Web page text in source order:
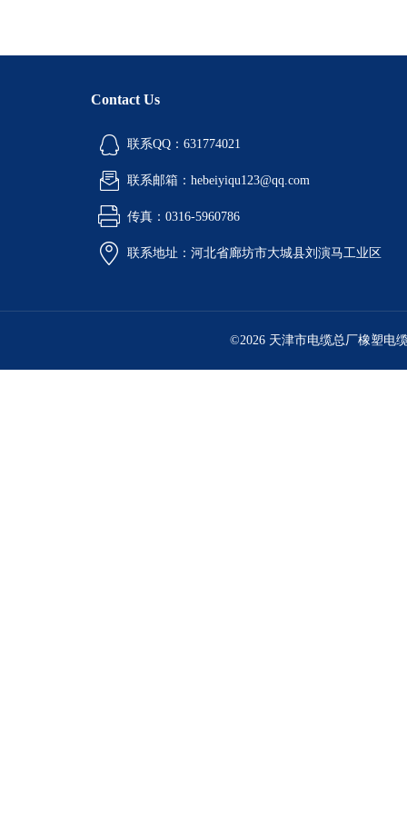
Contact Us
联系QQ：631774021
联系邮箱：hebeiyiqu123@qq.com
传真：0316-5960786
联系地址：河北省廊坊市大城县刘演马工业区
©2026 天津市电缆总厂橡塑电